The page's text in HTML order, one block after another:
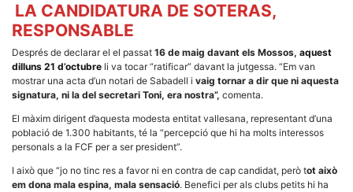
LA CANDIDATURA DE SOTERAS,
RESPONSABLE
Després de declarar el el passat 16 de maig davant els Mossos, aquest
dilluns 21 d’octubre li va tocar “ratificar” davant la jutgessa. “Em van
mostrar una acta d’un notari de Sabadell i vaig tornar a dir que ni aquesta
signatura, ni la del secretari Toni, era nostra”, comenta.
El màxim dirigent d’aquesta modesta entitat vallesana, representant d’una
població de 1.300 habitants, té la “percepció que hi ha molts interessos
personals a la FCF per a ser president”.
I això que “jo no tinc res a favor ni en contra de cap candidat, però tot això
em dona mala espina, mala sensació. Benefici per als clubs petits hi ha
Experiència
components
tècnics del
nostre lloc web
emmagatzemen
dades en el seu
permeten que el
lloc funcioni tan
rebutja
aquestes